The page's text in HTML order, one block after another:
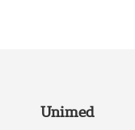
Unimed